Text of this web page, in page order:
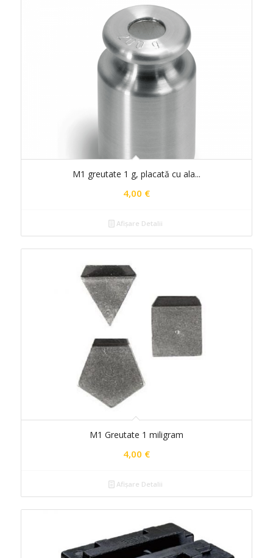
M1 greutate 1 g, placată cu ala...
4,00 €
Afișare Detalii
M1 Greutate 1 miligram
4,00 €
Afișare Detalii